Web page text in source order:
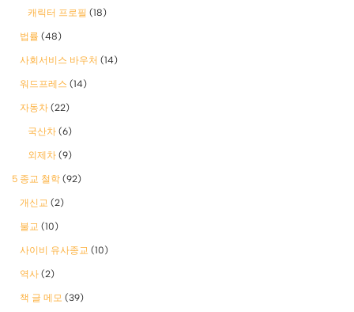
캐릭터 프로필 (18)
법률 (48)
사회서비스 바우처 (14)
워드프레스 (14)
자동차 (22)
국산차 (6)
외제차 (9)
5 종교 철학 (92)
개신교 (2)
불교 (10)
사이비 유사종교 (10)
역사 (2)
책 글 메모 (39)